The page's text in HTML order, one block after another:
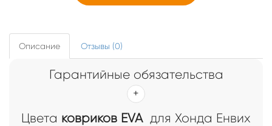
Описание Отзывы (0)
Гарантийные обязательства
Цвета ковриков EVAдля Хонда Енвиx